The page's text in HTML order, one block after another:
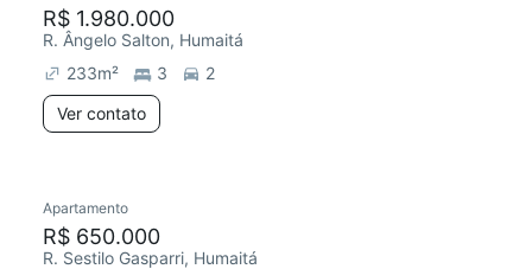
R$ 1.980.000
R. Ângelo Salton, Humaitá
233m² 3
2
Ver contato
Apartamento
R$ 650.000
R. Sestilo Gasparri, Humaitá